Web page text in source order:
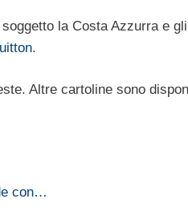
la Costa Azzurra e
.
Altre cartoline sono
con…